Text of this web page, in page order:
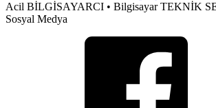
Acil BİLGİSAYARCI • Bilgisayar TEKNİK
Sosyal Medya